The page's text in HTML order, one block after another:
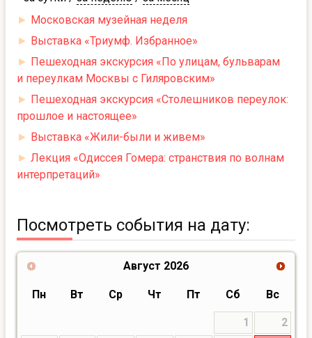
► Московская музейная неделя
► Выставка «Триумф. Избранное»
► Пешеходная экскурсия «По улицам, бульварам
и переулкам Москвы с Гиляровским»
► Пешеходная экскурсия «Столешников переулок:
прошлое и настоящее»
► Выставка «Жили-были и живем»
► Лекция «Одиссея Гомера: странствия по волнам
интерпретаций»
Посмотреть события на дату:
Август 2026
Пн Вт Ср Чт Пт Сб Вс
1
2